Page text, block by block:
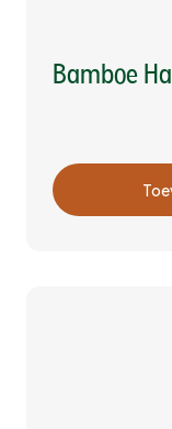
Bamboe